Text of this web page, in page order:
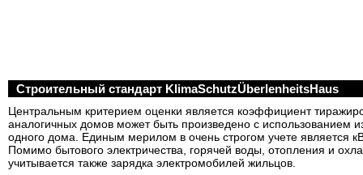
Строительный стандарт KlimaSchutzÜberlenheitsHaus
Центральным критерием оценки является коэффициент
аналогичных домов может быть произведено с использованием
одного дома. Единым мерилом в очень строгом учете является
Помимо бытового электричества, горячей воды, отопления и
учитывается также зарядка электромобилей жильцов.